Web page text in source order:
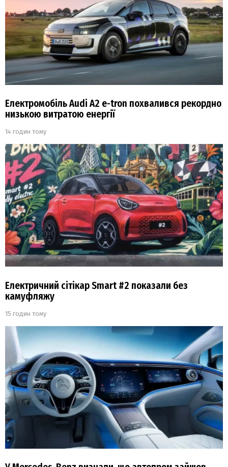
Електромобіль Audi A2 e-tron похвалився рекордно
низькою витратою енергії
14 годин тому
Електричний сітікар Smart #2 показали без
камуфляжу
15 годин тому